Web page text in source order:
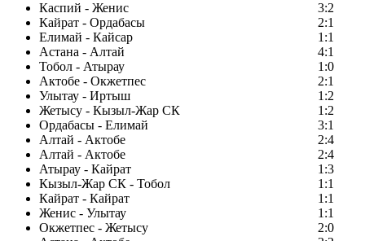
Каспий - Женис
3:2
Кайрат - Ордабасы
2:1
Елимай - Кайсар
1:1
Астана - Алтай
4:1
Тобол - Атырау
1:0
Актобе - Окжетпес
2:1
Улытау - Иртыш
1:2
Жетысу - Кызыл-Жар СК
1:2
Ордабасы - Елимай
3:1
Алтай - Актобе
2:4
Алтай - Актобе
2:4
Атырау - Кайрат
1:3
Кызыл-Жар СК - Тобол
1:1
Кайрат - Кайрат
1:1
Женис - Улытау
1:1
Окжетпес - Жетысу
2:0